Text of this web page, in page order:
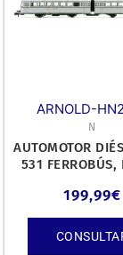
ARNOLD-
N
AUTOMOTOR
531 FERROBÚS,
199,99€